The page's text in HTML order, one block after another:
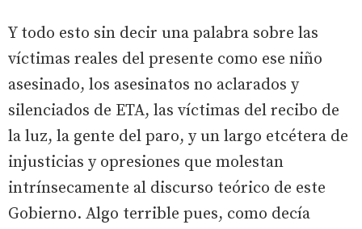
Y todo esto sin decir una palabra sobre las
víctimas reales del presente como ese niño
asesinado, los asesinatos no aclarados y
silenciados de ETA, las víctimas del recibo de
la luz, la gente del paro, y un largo etcétera de
injusticias y opresiones que molestan
intrínsecamente al discurso teórico de este
Gobierno. Algo terrible pues, como decía